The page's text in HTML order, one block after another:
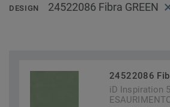
DESIGN 24522086 Fibra GREEN
24522086
iD Inspiration